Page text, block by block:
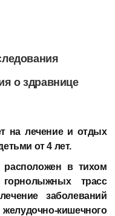
о здравнице
на лечение и отдых
от 4 лет.
расположен в тихом
трасс
заболеваний
кишечного